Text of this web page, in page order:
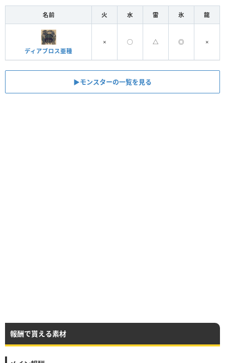
名前 火 水 雷 氷 龍
ディアブロス亜種
× ◯ △ ◎ ×
▶︎モンスターの一覧を見る
報酬で貰える素材